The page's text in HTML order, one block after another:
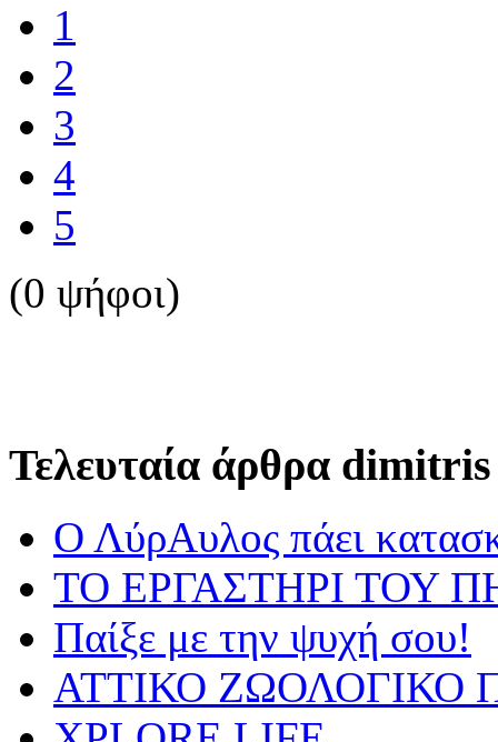
1
2
3
4
5
(0 ψήφοι)
Τελευταία άρθρα dimitris
Ο ΛύρΑυλος πάει
ΤΟ ΕΡΓΑΣΤΗΡΙ ΤΟΥ
Παίξε με την ψυχή σου!
ΑΤΤΙΚΟ ΖΩΟΛΟΓΙΚΟ